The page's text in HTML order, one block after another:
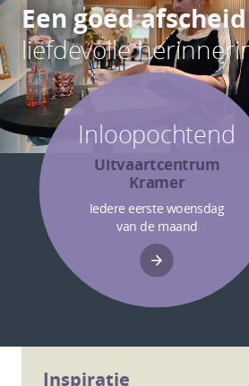
Een goed afscheid
liefdevolle
Inloopochtend
Uitvaartcentrum
Kramer
Iedere eerste woensdag
van de maand
Inspiratie